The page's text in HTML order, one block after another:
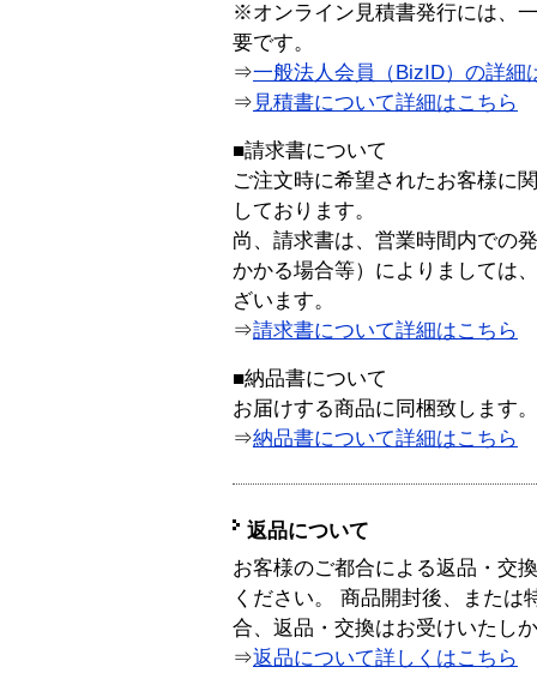
※オンライン見積書発行には、
要です。
⇒一般法人会員（BizID）の詳細
⇒ 見積書について詳細はこちら
■請求書について
ご注文時に希望されたお客様に
しております。
尚、請求書は、営業時間内での
かかる場合等）によりましては
ざいます。
⇒請求書について詳細はこちら
■納品書について
お届けする商品に同梱致します。
⇒納品書について詳細はこちら
返品について
お客様のご都合による返品・交
ください。 商品開封後、または
合、返品・交換はお受けいたし
⇒返品について詳しくはこちら